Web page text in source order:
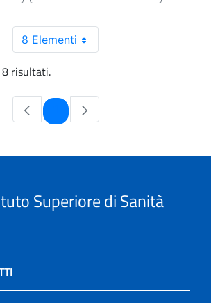
8 Elementi
risultati.
Pagina
Superiore di Sanità